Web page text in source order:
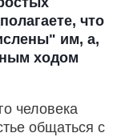
что
им, а,
ходом
человека
общаться с